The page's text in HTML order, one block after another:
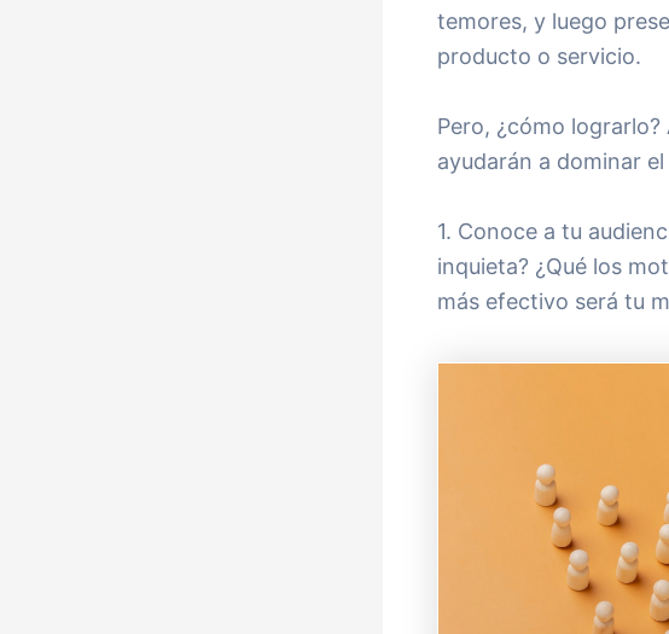
temores, y luego
producto o servicio.
Pero, ¿cómo
ayudarán a dominar
1. Conoce a tu
inquieta? ¿Qué los
más efectivo será tu